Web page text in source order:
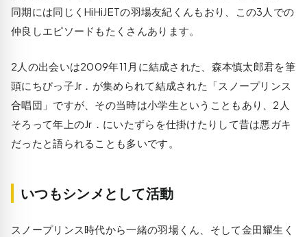
同期には同じくHiHiJETの羽場友紀くんもおり、この3人での
仲良しエピソードもたくさんあります。
2人の出会いは2009年11月に結成された、森本慎太郎君を筆
頭にちびっ子Jr．が集められて結成された「スノープリンス
合唱団」ですが、その当時は小学生ということもあり、2人
そろって年上のJr．にいたずらを仕掛けたりして昔は悪ガキ
だったと語られることも多いです。
いつもシンメとして活動
スノープリンス時代から一緒の羽場くん、そして金田耀生く